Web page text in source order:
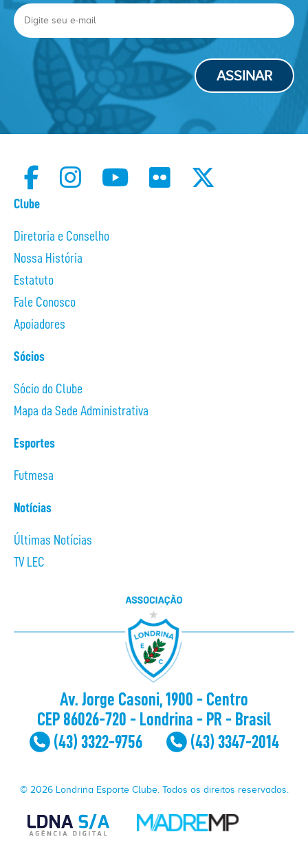
ASSINAR
Clube
Diretoria e Conselho
Nossa História
Estatuto
Fale Conosco
Apoiadores
Sócios
Sócio do Clube
Mapa da Sede Administrativa
Esportes
Futmesa
Notícias
Últimas Notícias
TV LEC
Av. Jorge Casoni, 1900 - Centro
CEP 86026-720 - Londrina - PR - Brasil
(43) 3322-9756
(43) 3347-2014
© 2026 Londrina Esporte Clube. Todos os direitos reservados.